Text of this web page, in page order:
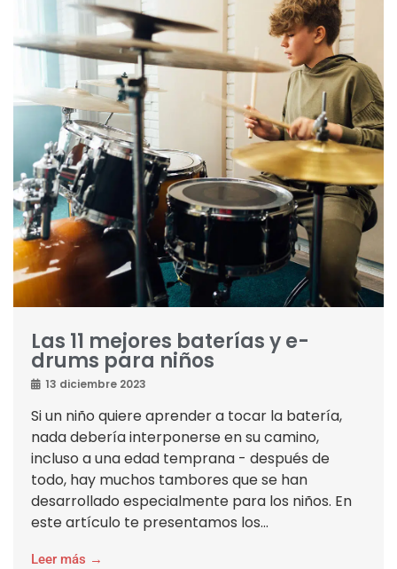
Las 11 mejores baterías y e-
drums para niños
13 diciembre 2023
Si un niño quiere aprender a tocar la batería,
nada debería interponerse en su camino,
incluso a una edad temprana - después de
todo, hay muchos tambores que se han
desarrollado especialmente para los niños. En
este artículo te presentamos los...
Leer más →